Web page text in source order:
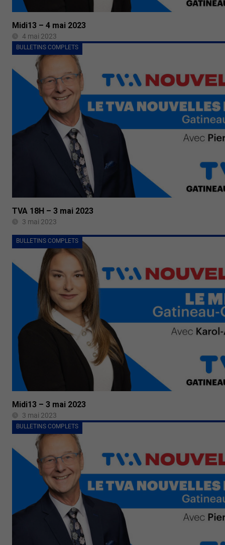
Midi13 – 4 mai 2023
4 mai 2023
BULLETINS COMPLETS
TVA 18H – 3 mai 2023
3 mai 2023
BULLETINS COMPLETS
Midi13 – 3 mai 2023
3 mai 2023
BULLETINS COMPLETS